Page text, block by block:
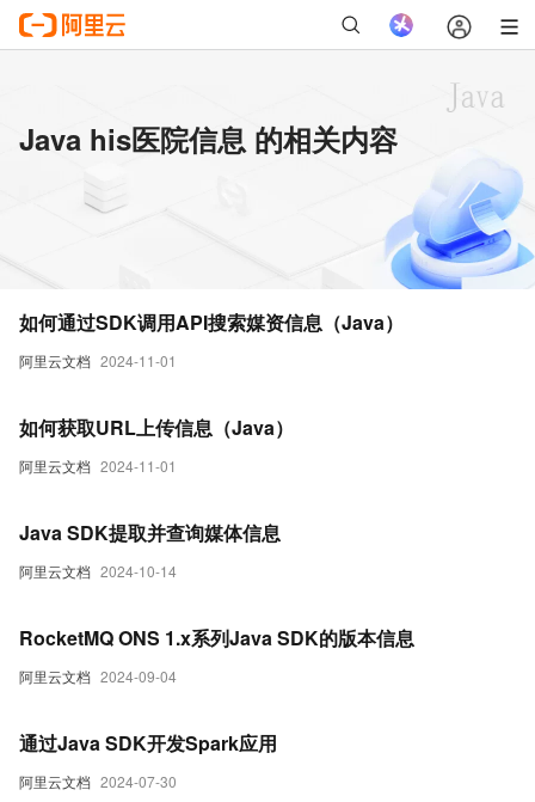
Java his医院信息 的相关内容
阿里云文档 2024-11-01
如何通过SDK调用API搜索媒资信息（Java）
阿里云文档 2024-11-01
如何获取URL上传信息（Java）
阿里云文档 2024-10-14
Java SDK提取并查询媒体信息
阿里云文档 2024-09-04
RocketMQ ONS 1.x系列Java SDK的版本信息
阿里云文档 2024-07-30
通过Java SDK开发Spark应用